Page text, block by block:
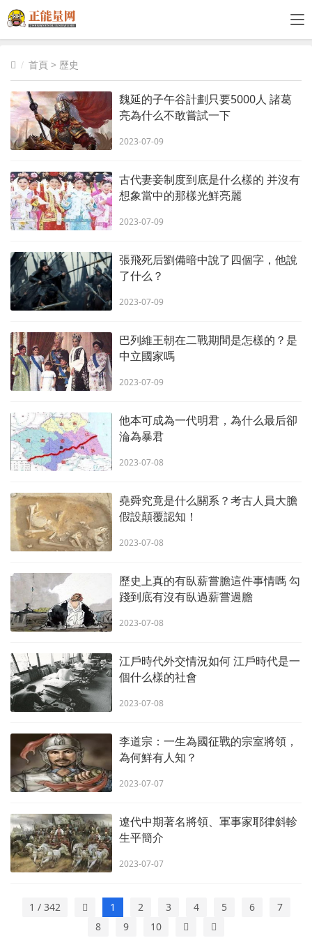
首頁 > 歷史
魏延的子午谷計劃只要5000人 諸葛
亮為什么不敢嘗試一下
2023-07-09
古代妻妾制度到底是什么樣的 并沒有
想象當中的那樣光鮮亮麗
2023-07-09
張飛死后劉備暗中說了四個字，他說
了什么？
2023-07-09
巴列維王朝在二戰期間是怎樣的？是
中立國家嗎
2023-07-09
他本可成為一代明君，為什么最后卻
淪為暴君
2023-07-08
堯舜究竟是什么關系？考古人員大膽
假設顛覆認知！
2023-07-08
歷史上真的有臥薪嘗膽這件事情嗎 勾
踐到底有沒有臥過薪嘗過膽
2023-07-08
江戶時代外交情況如何 江戶時代是一
個什么樣的社會
2023-07-08
李道宗：一生為國征戰的宗室將領，
為何鮮有人知？
2023-07-07
遼代中期著名將領、軍事家耶律斜軫
生平簡介
2023-07-07
1 / 342 1 2 3 4 5 6
7
8
9 10